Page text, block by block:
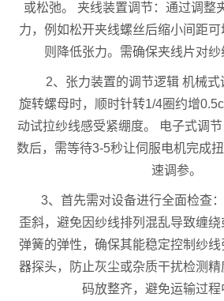
或松弛。 夹线装置调节：通过调整
力，例如松开夹线螺丝后缩小间距
则降低张力。需确保夹线片对纱
2、张力装置的调节逻辑 机械
旋转螺母时，顺时针转1/4圈约增
动试拉纱线感受紧绷度。 电子式调
数后，需等待3-5秒让伺服电机完成
速调参。
3、首先需对设备进行全面检查
歪斜，避免因纱线排列混乱导致缠
弹簧的弹性，确保其能稳定控制纱
器探头，防止灰尘或杂质干扰检测
码放整齐，避免运输过程